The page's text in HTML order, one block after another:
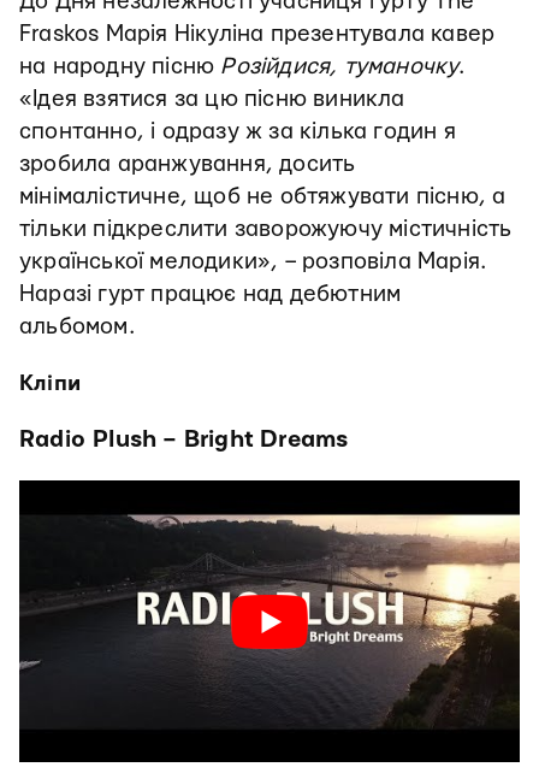
Fraskos Марія Нікуліна презентувала кавер
на народну пісню Розійдися, туманочку.
«Ідея взятися за цю пісню виникла
спонтанно, і одразу ж за кілька годин я
зробила аранжування, досить
мінімалістичне, щоб не обтяжувати пісню, а
тільки підкреслити заворожуючу містичність
української мелодики», – розповіла Марія.
Наразі гурт працює над дебютним
альбомом.
Кліпи
Radio Plush – Bright Dreams